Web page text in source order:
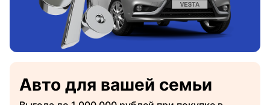
Авто для вашей семьи